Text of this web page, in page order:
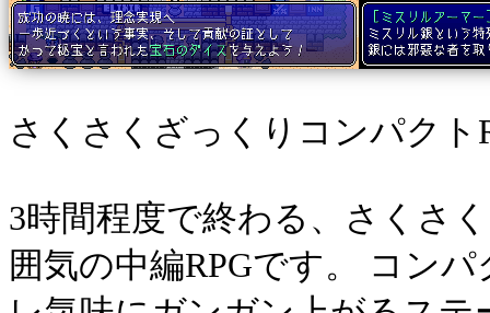
さくさくざっくりコンパクト
3時間程度で終わる、さくさ
囲気の中編RPGです。 コン